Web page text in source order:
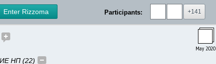
Enter Rizzoma Participants: +141
May 2020
НП (22)